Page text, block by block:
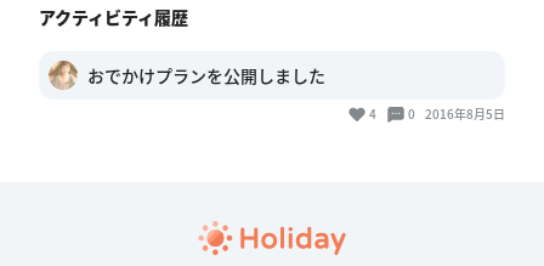
アクティビティ履歴
おでかけプランを公開しました
4 0 2016年8月5日